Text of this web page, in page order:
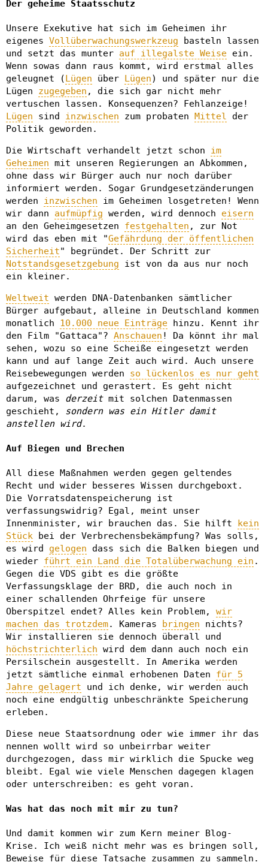
Der geheime Staatsschutz
Unsere Exekutive hat sich im Geheimen ihr
eigenes Vollüberwachungswerkzeug basteln lassen
und setzt das munter auf illegalste Weise ein.
Wenn sowas dann raus kommt, wird erstmal alles
geleugnet ( Lügen über Lügen ) und später nur die
Lügen zugegeben , die sich gar nicht mehr
vertuschen lassen. Konsequenzen? Fehlanzeige!
Lügen sind inzwischen zum probaten Mittel der
Politik geworden.
Die Wirtschaft verhandelt jetzt schon im
Geheimen mit unseren Regierungen an Abkommen,
ohne dass wir Bürger auch nur noch darüber
informiert werden. Sogar Grundgesetzänderungen
werden inzwischen im Geheimen losgetreten! Wenn
wir dann aufmüpfig werden, wird dennoch eisern
an den Geheimgesetzen festgehalten , zur Not
wird das eben mit "Gefährdung der öffentlichen
Sicherheit" begründet. Der Schritt zur
Notstandsgesetzgebung ist von da aus nur noch
ein kleiner.
Weltweit werden DNA-Datenbanken sämtlicher
Bürger aufgebaut, alleine in Deutschland kommen
monatlich 10.000 neue Einträge hinzu. Kennt ihr
den Film "Gattaca"? Anschauen ! Da könnt ihr mal
sehen, wozu so eine Scheiße eingesetzt werden
kann und auf lange Zeit auch wird. Auch unsere
Reisebewegungen werden so lückenlos es nur geht
aufgezeichnet und gerastert. Es geht nicht
darum, was derzeitmit solchen Datenmassen
geschieht, sondern was ein Hitler damit
anstellen wird.
Auf Biegen und Brechen
All diese Maßnahmen werden gegen geltendes
Recht und wider besseres Wissen durchgeboxt.
Die Vorratsdatenspeicherung ist
verfassungswidrig? Egal, meint unser
Innenminister, wir brauchen das. Sie hilft kein
Stück bei der Verbrechensbekämpfung? Was solls,
es wird gelogen dass sich die Balken biegen und
wieder führt ein Land die Totalüberwachung ein .
Gegen die VDS gibt es die größte
Verfassungsklage der BRD, die auch noch in
einer schallenden Ohrfeige für unsere
Oberspitzel endet? Alles kein Problem, wir
machen das trotzdem. Kameras bringen nichts?
Wir installieren sie dennoch überall und
höchstrichterlich wird dem dann auch noch ein
Persilschein ausgestellt. In Amerika werden
jetzt sämtliche einmal erhobenen Daten für 5
Jahre gelagert und ich denke, wir werden auch
noch eine endgültig unbeschränkte Speicherung
erleben.
Diese neue Staatsordnung oder wie immer ihr das
nennen wollt wird so unbeirrbar weiter
durchgezogen, dass mir wirklich die Spucke weg
bleibt. Egal wie viele Menschen dagegen klagen
oder unterschreiben: es geht voran.
Was hat das noch mit mir zu tun?
Und damit kommen wir zum Kern meiner Blog-
Krise. Ich weiß nicht mehr was es bringen soll,
Beweise für diese Tatsache zusammen zu sammeln.